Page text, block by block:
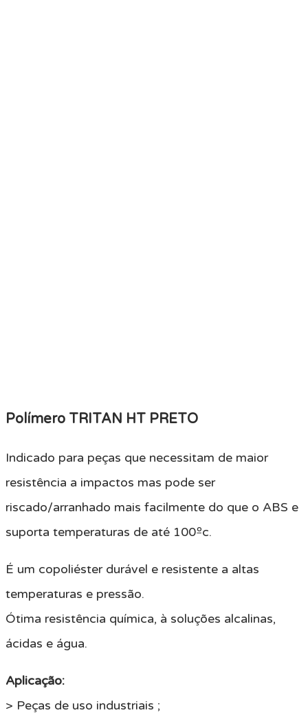
Polímero TRITAN HT PRETO
Indicado para peças que necessitam de maior
resistência a impactos mas pode ser
riscado/arranhado mais facilmente do que o ABS e
suporta temperaturas de até 100ºc.
É um copoliéster durável e resistente a altas
temperaturas e pressão.
Ótima resistência química, à soluções alcalinas,
ácidas e água.
Aplicação:
> Peças de uso industriais ;